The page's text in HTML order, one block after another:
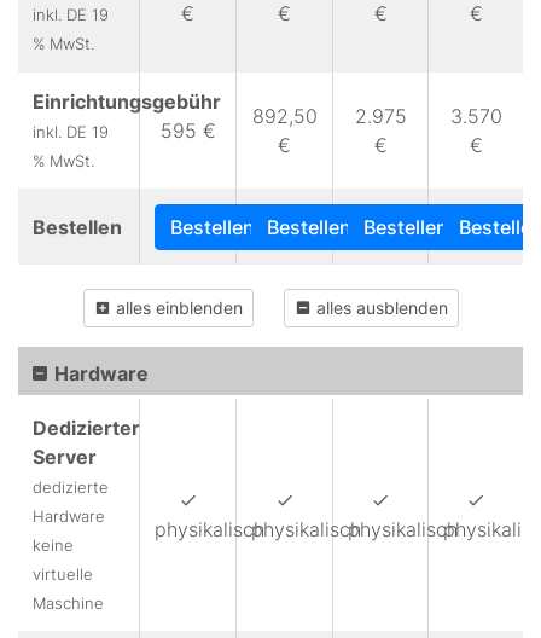
inkl. DE 19
% MwSt.
€
€
€
€
Einrichtungsgebühr
inkl. DE 19
% MwSt.
595 €
892,50
€
2.975
€
3.570
€
Bestellen Bestellen Bestellen Bestellen
alles einblenden alles ausblenden
Hardware
Dedizierter
Server
dedizierte
Hardware
keine
virtuelle
Maschine
physikalischphysikalischphysikalisch